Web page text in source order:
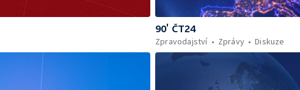
90’ ČT24
Zpravodajství
Zprávy Diskuze